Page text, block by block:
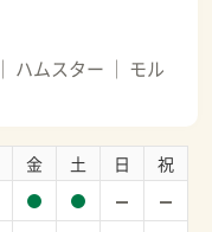
ハムスター
モル
金 土 日 祝